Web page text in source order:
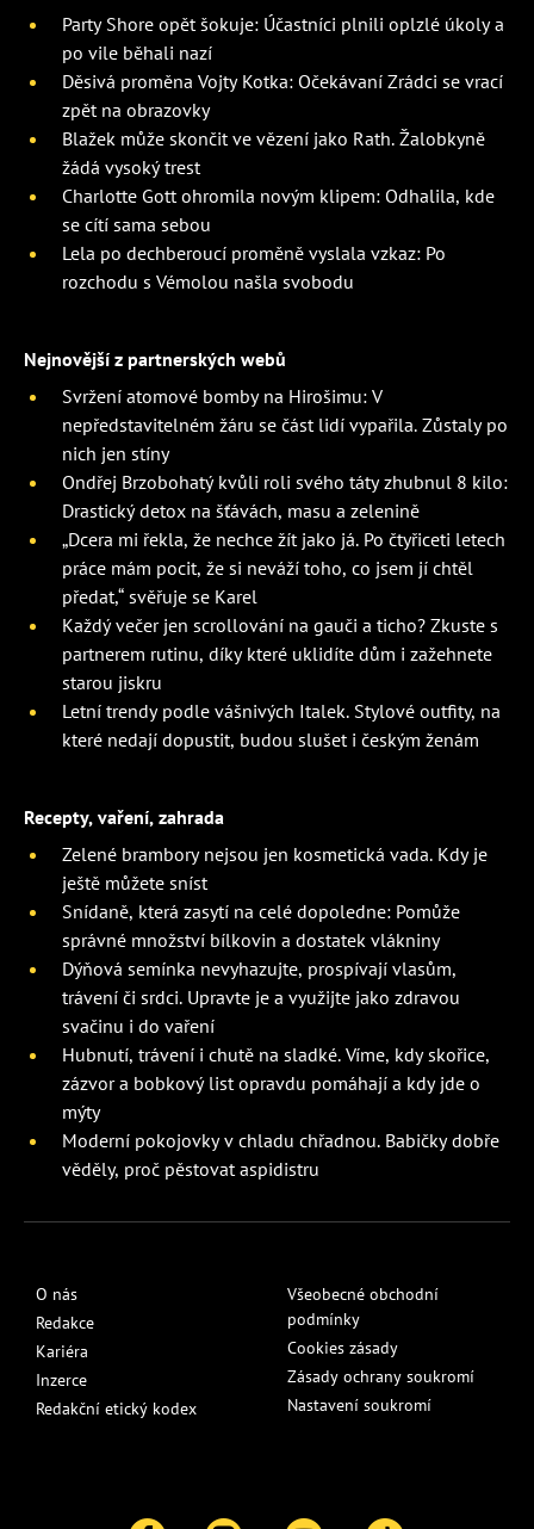
Party Shore opět šokuje: Účastníci plnili oplzlé úkoly a
po vile běhali nazí
Děsivá proměna Vojty Kotka: Očekávaní Zrádci se vrací
zpět na obrazovky
Blažek může skončit ve vězení jako Rath. Žalobkyně
žádá vysoký trest
Charlotte Gott ohromila novým klipem: Odhalila, kde
se cítí sama sebou
Lela po dechberoucí proměně vyslala vzkaz: Po
rozchodu s Vémolou našla svobodu
Nejnovější z partnerských webů
Svržení atomové bomby na Hirošimu: V
nepředstavitelném žáru se část lidí vypařila. Zůstaly po
nich jen stíny
Ondřej Brzobohatý kvůli roli svého táty zhubnul 8 kilo:
Drastický detox na šťávách, masu a zelenině
„Dcera mi řekla, že nechce žít jako já. Po čtyřiceti letech
práce mám pocit, že si neváží toho, co jsem jí chtěl
předat,“ svěřuje se Karel
Každý večer jen scrollování na gauči a ticho? Zkuste s
partnerem rutinu, díky které uklidíte dům i zažehnete
starou jiskru
Letní trendy podle vášnivých Italek. Stylové outfity, na
které nedají dopustit, budou slušet i českým ženám
Recepty, vaření, zahrada
Zelené brambory nejsou jen kosmetická vada. Kdy je
ještě můžete sníst
Snídaně, která zasytí na celé dopoledne: Pomůže
správné množství bílkovin a dostatek vlákniny
Dýňová semínka nevyhazujte, prospívají vlasům,
trávení či srdci. Upravte je a využijte jako zdravou
svačinu i do vaření
Hubnutí, trávení i chutě na sladké. Víme, kdy skořice,
zázvor a bobkový list opravdu pomáhají a kdy jde o
mýty
Moderní pokojovky v chladu chřadnou. Babičky dobře
věděly, proč pěstovat aspidistru
O nás
Redakce
Kariéra
Inzerce
Redakční etický kodex
Všeobecné obchodní
podmínky
Cookies zásady
Zásady ochrany soukromí
Nastavení soukromí